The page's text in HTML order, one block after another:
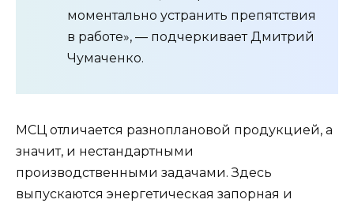
моментально устранить препятствия
в работе», — подчеркивает Дмитрий
Чумаченко.
МСЦ отличается разноплановой продукцией, а
значит, и нестандартными
производственными задачами. Здесь
выпускаются энергетическая запорная и